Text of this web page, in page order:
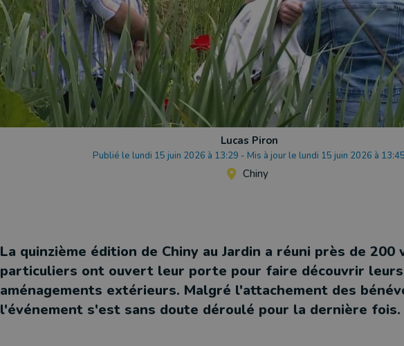
Lucas Piron
Publié le lundi 15 juin 2026 à 13:29 - Mis à jour le lundi 15 juin 2026 à 13:45
Chiny
La quinzième édition de Chiny au Jardin a réuni près de
particuliers ont ouvert leur porte pour faire découvrir leurs
aménagements extérieurs. Malgré l'attachement des
l'événement s'est sans doute déroulé pour la dernière fois.